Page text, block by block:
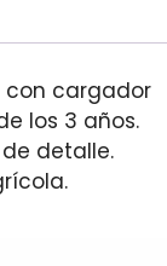
con cargador
los 3 años.
detalle.